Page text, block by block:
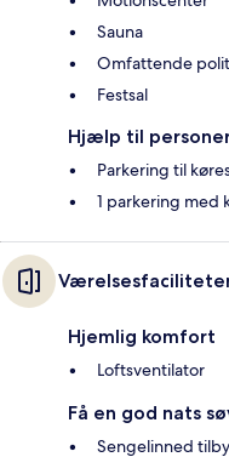
Sauna
Omfattende
Festsal
Hjælp til
Parkering til
1 parkering med
Hjemlig komfort
Loftsventilator
Få en god nats
Sengelinned